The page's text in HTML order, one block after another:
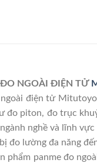
ĐO NGOÀI ĐIỆN TỬ
ngoài điện tử
đo piton, đo trục
nghề và lĩnh
đo lường đa năng
phẩm panme đo